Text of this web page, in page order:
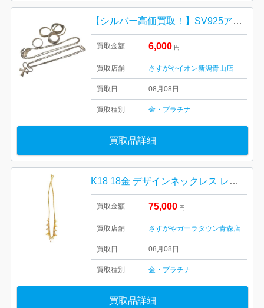
【シルバー高価買取！】SV925アクセサリーまとめ
買取金額 6,000 円
買取店舗 さすがやイオン新潟青山店
買取日 08月08日
買取種別 金・プラチナ
買取品詳細
K18 18金 デザインネックレス レディース
買取金額 75,000 円
買取店舗 さすがやガーラタウン青森店
買取日 08月08日
買取種別 金・プラチナ
買取品詳細